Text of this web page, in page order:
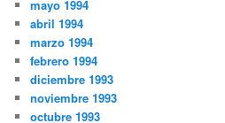
mayo 1994
abril 1994
marzo 1994
febrero 1994
diciembre 1993
noviembre 1993
octubre 1993